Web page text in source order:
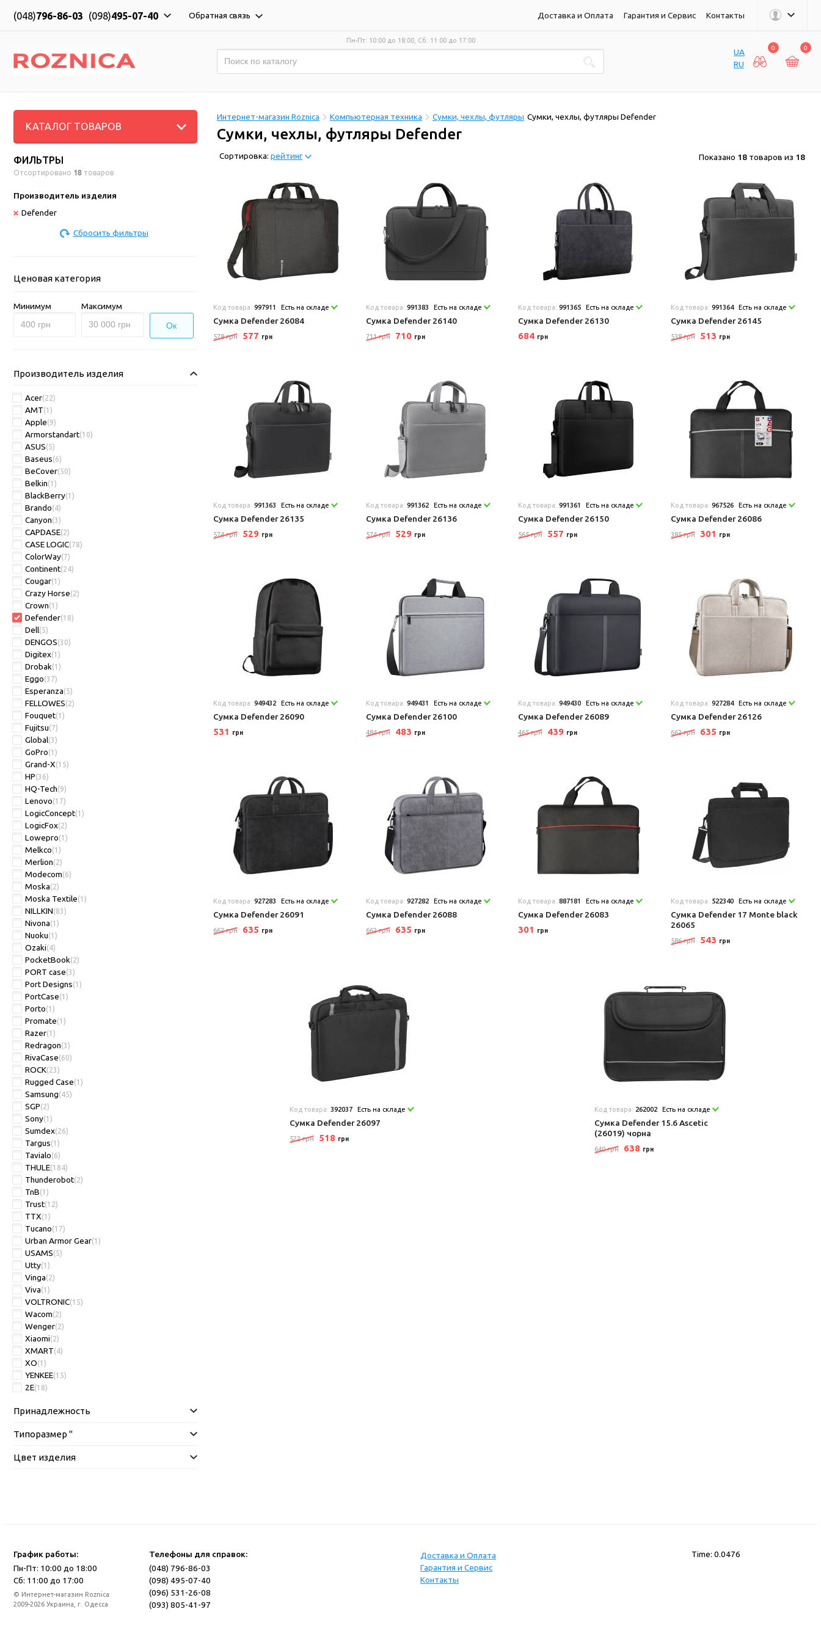
(048)796-86-03 (098)495-07-40 Обратная связь Доставка и Оплата Гарантия и Сервис Контакты
Пн-Пт: 10:00 до 18:00, Сб: 11:00 до 17:00
UA
RU
0 0
КАТАЛОГ ТОВАРОВ
ФИЛЬТРЫ
Отсортировано 18 товаров
Производитель изделия
Defender
Сбросить фильтры
Ценовая категория
Минимум Максимум
Ок
Производитель изделия
Acer(22)
AMT(1)
Apple(9)
Armorstandart(10)
ASUS(5)
Baseus(6)
BeCover(50)
Belkin(1)
BlackBerry(1)
Brando(4)
Canyon(3)
CAPDASE(2)
CASE LOGIC(78)
ColorWay(7)
Continent(24)
Cougar(1)
Crazy Horse(2)
Crown(1)
Defender(18)
Dell(5)
DENGOS(30)
Digitex(1)
Drobak(1)
Eggo(37)
Esperanza(5)
FELLOWES(2)
Fouquet(1)
Fujitsu(7)
Global(3)
GoPro(1)
Grand-X(15)
HP(36)
HQ-Tech(9)
Lenovo(17)
LogicConcept(1)
LogicFox(2)
Lowepro(1)
Melkco(1)
Merlion(2)
Modecom(6)
Moska(2)
Moska Textile(1)
NILLKIN(83)
Nivona(1)
Nuoku(1)
Ozaki(4)
PocketBook(2)
PORT case(3)
Port Designs(1)
PortCase(1)
Porto(1)
Promate(1)
Razer(1)
Redragon(3)
RivaCase(60)
ROCK(23)
Rugged Case(1)
Samsung(45)
SGP(2)
Sony(1)
Sumdex(26)
Targus(1)
Tavialo(6)
THULE(184)
Thunderobot(2)
TnB(1)
Trust(12)
TTX(1)
Tucano(17)
Urban Armor Gear(1)
USAMS(5)
Utty(1)
Vinga(2)
Viva(1)
VOLTRONIC(15)
Wacom(2)
Wenger(2)
Xiaomi(2)
XMART(4)
XO(1)
YENKEE(15)
2E(18)
Принадлежность
Типоразмер "
Цвет изделия
Интернет-магазин Roznica Компьютерная техника Сумки, чехлы, футляры Сумки, чехлы, футляры Defender
Сумки, чехлы, футляры Defender
Сортировка: рейтинг Показано 18 товаров из 18
Код товара: 997911 Есть на складе
Сумка Defender 26084
578 грн 577 грн
Код товара: 991383 Есть на складе
Сумка Defender 26140
711 грн 710 грн
Код товара:991365 Есть на складе
Сумка Defender 26130
684 грн
Код товара:991364 Есть на складе
Сумка Defender 26145
538 грн 513 грн
Код товара: 991363 Есть на складе
Сумка Defender 26135
574 грн 529 грн
Код товара: 991362 Есть на складе
Сумка Defender 26136
574 грн 529 грн
Код товара:991361 Есть на складе
Сумка Defender 26150
565 грн 557 грн
Код товара:967526 Есть на складе
Сумка Defender 26086
385 грн 301 грн
Код товара: 949432 Есть на складе
Сумка Defender 26090
531 грн
Код товара: 949431 Есть на складе
Сумка Defender 26100
484 грн 483 грн
Код товара:949430 Есть на складе
Сумка Defender 26089
465 грн 439 грн
Код товара:927284 Есть на складе
Сумка Defender 26126
662 грн 635 грн
Код товара: 927283 Есть на складе
Сумка Defender 26091
662 грн 635 грн
Код товара: 927282 Есть на складе
Сумка Defender 26088
662 грн 635 грн
Код товара:887181 Есть на складе
Сумка Defender 26083
301 грн
Код товара: 522340 Есть на складе
Сумка Defender 17 Monte black
26065
586 грн 543 грн
Код товара: 392037 Есть на складе
Сумка Defender 26097
522 грн 518 грн
Код товара: 262002 Есть на складе
Сумка Defender 15.6 Ascetic
(26019) чорна
640 грн 638 грн
График работы:
Пн-Пт: 10:00 до 18:00
Сб: 11:00 до 17:00
© Интернет-магазин Roznica
2009-2026 Украина, г. Одесса
Телефоны для справок:
(048) 796-86-03
(098) 495-07-40
(096) 531-26-08
(093) 805-41-97
Доставка и Оплата
Гарантия и Сервис
Контакты
Time: 0.0476